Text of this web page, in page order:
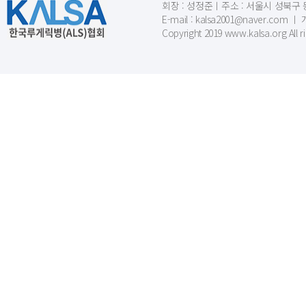
회장 : 성정준ㅣ주소 : 서울시 성북구
E-mail : kalsa2001@naver.com ㅣ
Copyright 2019 www.kalsa.org All